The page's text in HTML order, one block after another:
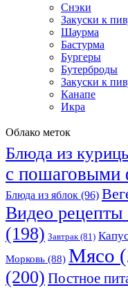
Снэки
Закуски к
Шаурма
Бастурма
Бургеры
Бутерброды
Закуски к
Канапе
Икра
Облако меток
Блюда из
с пошаговыми
Блюда из яблок (96)
Видео рецепты
(198) Завтрак(81)
Морковь (88) Мясо
(200) Постное